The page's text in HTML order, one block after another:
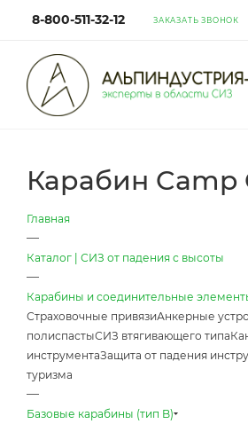
8-800-511-32-12 ЗАКАЗАТЬ ЗВОНОК
Карабин Camp
Главная
—
Каталог | СИЗ от падения с высоты
—
Карабины и соединительные
Страховочные привязиАнкерные
полиспастыСИЗ втягивающего типа
инструментаЗащита от падения
туризма
—
Базовые карабины (тип B)